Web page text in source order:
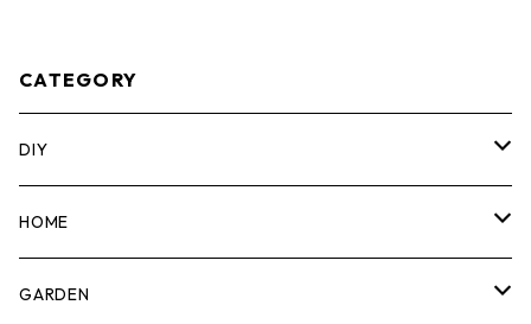
CATEGORY
DIY
マーカー
計測機器
HOME
5ガロンバケツ
GARDEN